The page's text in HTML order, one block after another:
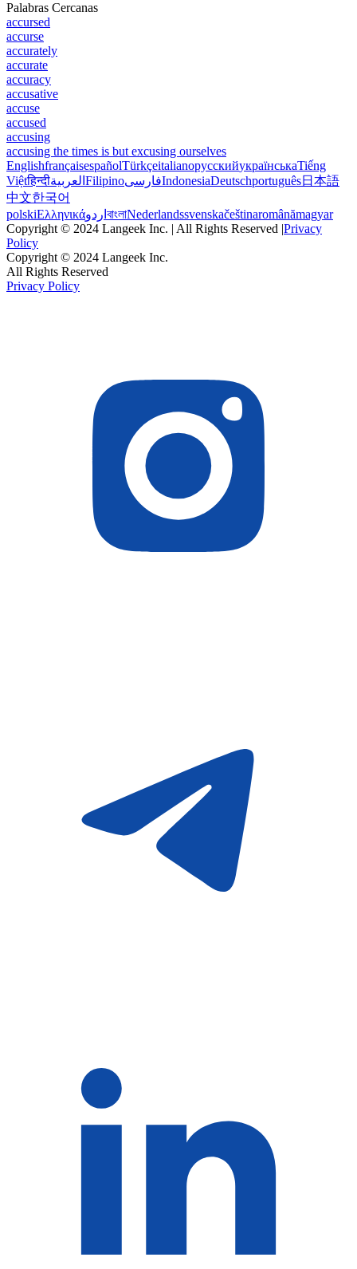
Palabras Cercanas
accursed
accurse
accurately
accurate
accuracy
accusative
accuse
accused
accusing
accusing the times is but excusing ourselves
EnglishfrançaisespañolTürkçeitalianoрусскийукраїнськаTiếng
Việtहिन्दीالعربية FilipinoفارسیIndonesiaDeutschportuguês日本語
中文한국어
polskiΕλληνικάاردو বাংলাNederlandssvenskačeštinaromânămagyar
Copyright © 2024 Langeek Inc. | All Rights Reserved |Privacy
Policy
Copyright © 2024 Langeek Inc.
All Rights Reserved
Privacy Policy